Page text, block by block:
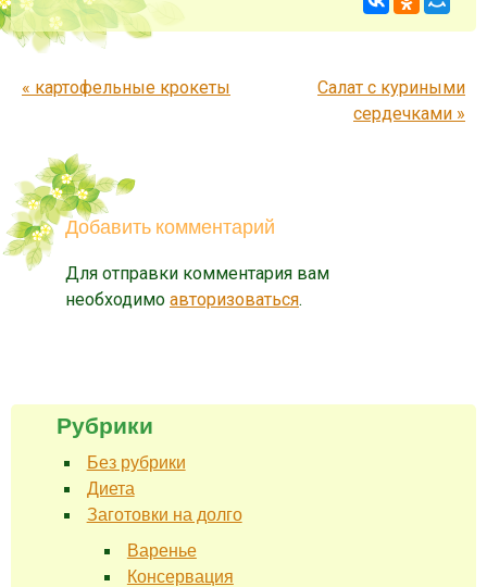
Запись навигация
« картофельные крокеты
Салат с куриными
сердечками »
Добавить комментарий
Для отправки комментария вам
необходимо авторизоваться.
Рубрики
Без рубрики
Диета
Заготовки на долго
Варенье
Консервация